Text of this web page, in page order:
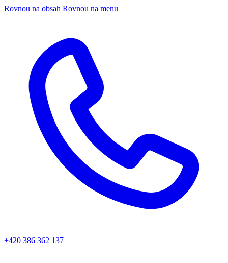
Rovnou na obsah Rovnou na menu
+420 386 362 137